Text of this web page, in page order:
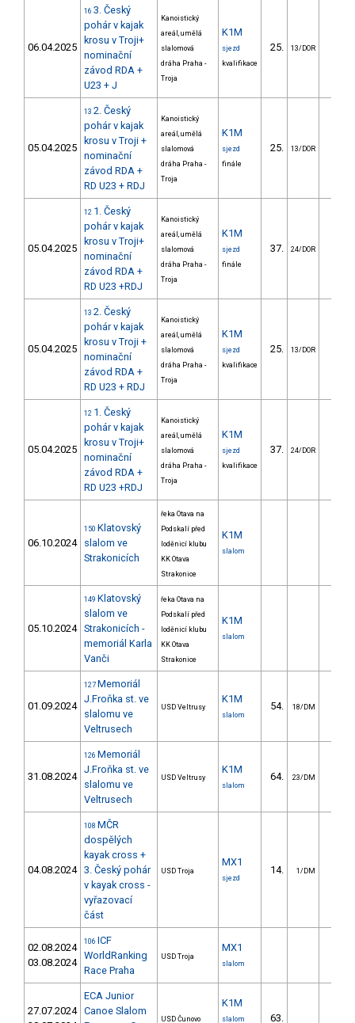
06.04.2025
16 3. Český
pohár v kajak
krosu v Troji+
nominační
závod RDA +
U23 + J
Kanoistický
areál, umělá
slalomová
dráha Praha -
Troja
K1M
sjezd
kvalifikace
25. 13/DOR
05.04.2025
13 2. Český
pohár v kajak
krosu v Troji +
nominační
závod RDA +
RD U23 + RDJ
Kanoistický
areál, umělá
slalomová
dráha Praha -
Troja
K1M
sjezd
finále
25. 13/DOR
05.04.2025
12 1. Český
pohár v kajak
krosu v Troji+
nominační
závod RDA +
RD U23 +RDJ
Kanoistický
areál, umělá
slalomová
dráha Praha -
Troja
K1M
sjezd
finále
37. 24/DOR
05.04.2025
13 2. Český
pohár v kajak
krosu v Troji +
nominační
závod RDA +
RD U23 + RDJ
Kanoistický
areál, umělá
slalomová
dráha Praha -
Troja
K1M
sjezd
kvalifikace
25. 13/DOR
05.04.2025
12 1. Český
pohár v kajak
krosu v Troji+
nominační
závod RDA +
RD U23 +RDJ
Kanoistický
areál, umělá
slalomová
dráha Praha -
Troja
K1M
sjezd
kvalifikace
37. 24/DOR
06.10.2024
150 Klatovský
slalom ve
Strakonicích
řeka Otava na
Podskalí před
loděnicí klubu
KK Otava
Strakonice
K1M
slalom
05.10.2024
149 Klatovský
slalom ve
Strakonicích -
memoriál Karla
Vanči
řeka Otava na
Podskalí před
loděnicí klubu
KK Otava
Strakonice
K1M
slalom
01.09.2024
127 Memoriál
J.Froňka st. ve
slalomu ve
Veltrusech
USD Veltrusy
K1M
slalom
54. 18/DM
31.08.2024
126 Memoriál
J.Froňka st. ve
slalomu ve
Veltrusech
USD Veltrusy
K1M
slalom
64. 23/DM
04.08.2024
108 MČR
dospělých
kayak cross +
3. Český pohár
v kayak cross -
vyřazovací
část
USD Troja
MX1
sjezd
14. 1/DM
02.08.2024
03.08.2024
106 ICF
WorldRanking
Race Praha
USD Troja
MX1
slalom
27.07.2024
ECA Junior
Canoe Slalom
USD Čunovo
K1M
slalom 63.